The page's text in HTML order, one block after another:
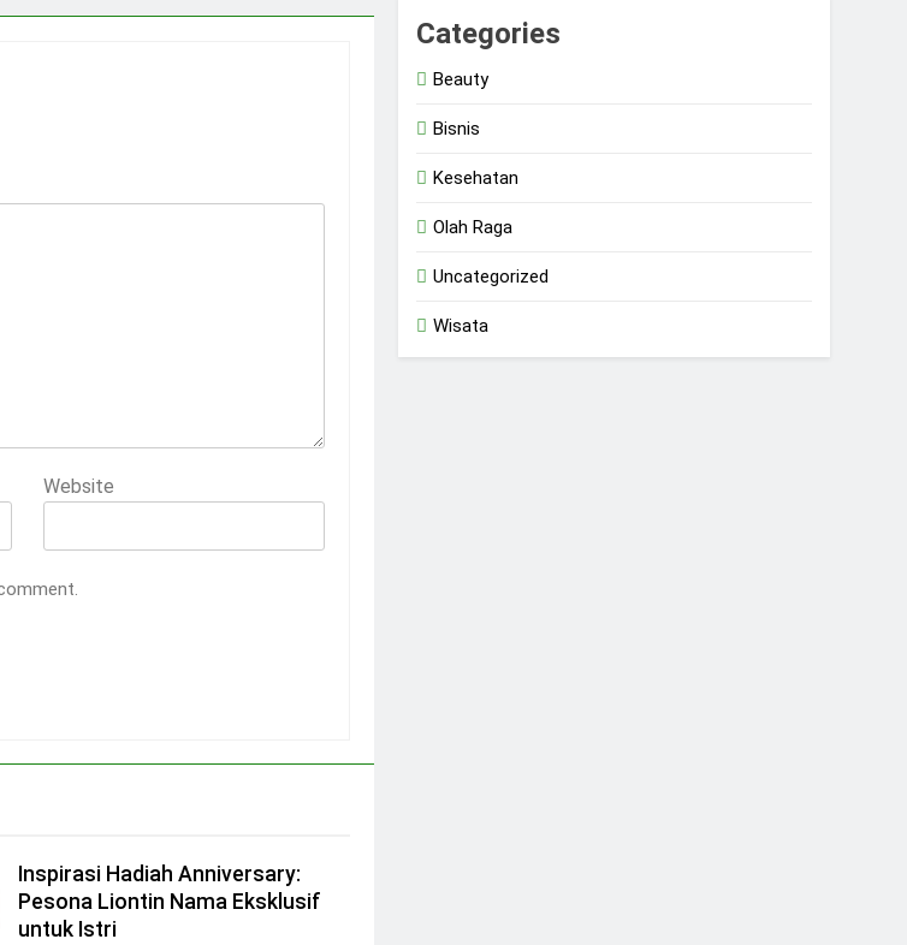
Website
Inspirasi Hadiah Anniversary:
Pesona Liontin Nama Eksklusif
untuk Istri
Categories
Beauty
Bisnis
Kesehatan
Olah Raga
Uncategorized
Wisata